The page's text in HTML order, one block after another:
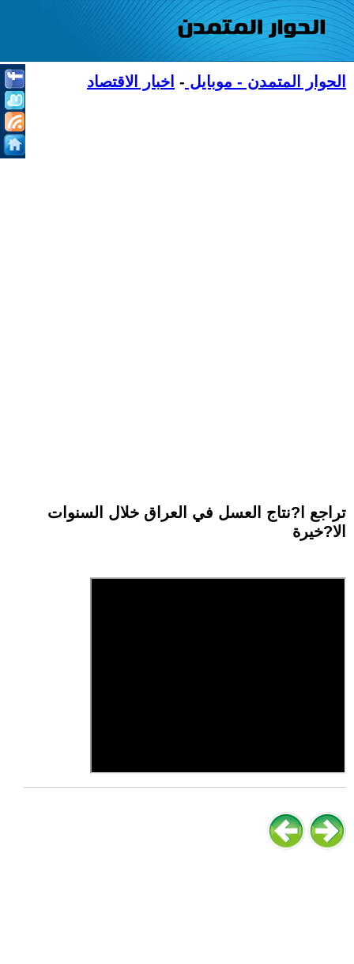
الحوار المتمدن - موبايل - اخبار الاقتصاد
تراجع ا?نتاج العسل في العراق خلال السنوات
الا?خيرة